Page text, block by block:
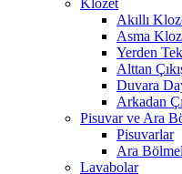
Klozet
Akıllı
Asma
Yerden
Alttan
Duvara
Arkadan
Pisuvar ve Ara
Pisuvarlar
Ara
Lavabolar